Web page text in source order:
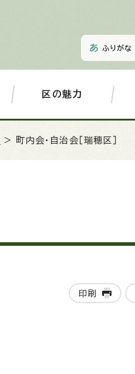
ふりがな
区の魅力
> 町内会・自治会［瑞穂区］
印刷